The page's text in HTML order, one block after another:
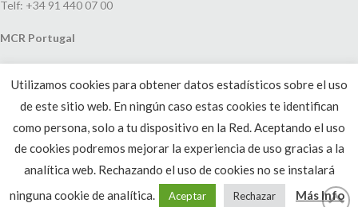
Telf: +34 91 440 07 00
MCR Portugal
João V, 24
1250-091 Lisboa, Portugal
Telf: +351 220 993 033
Utilizamos cookies para obtener datos estadísticos sobre el uso
de este sitio web. En ningún caso estas cookies te identifican
como persona, solo a tu dispositivo en la Red. Aceptando el uso
de cookies podremos mejorar la experiencia de uso gracias a la
analítica web. Rechazando el uso de cookies no se instalará
ninguna cookie de analítica.
Aceptar Rechazar Más Info